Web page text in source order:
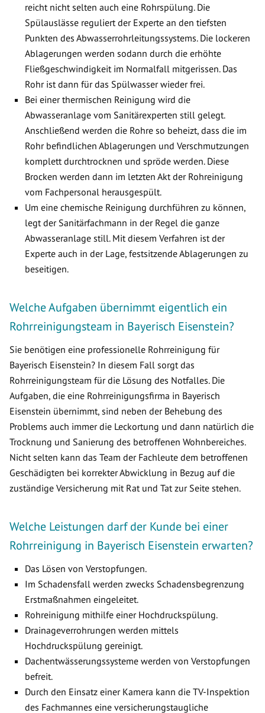
reicht nicht selten auch eine Rohrspülung. Die
Spülauslässe reguliert der Experte an den tiefsten
Punkten des Abwasserrohrleitungssystems. Die lockeren
Ablagerungen werden sodann durch die erhöhte
Fließgeschwindigkeit im Normalfall mitgerissen. Das
Rohr ist dann für das Spülwasser wieder frei.
Bei einer thermischen Reinigung wird die
Abwasseranlage vom Sanitärexperten still gelegt.
Anschließend werden die Rohre so beheizt, dass die im
Rohr befindlichen Ablagerungen und Verschmutzungen
komplett durchtrocknen und spröde werden. Diese
Brocken werden dann im letzten Akt der Rohreinigung
vom Fachpersonal herausgespült.
Um eine chemische Reinigung durchführen zu können,
legt der Sanitärfachmann in der Regel die ganze
Abwasseranlage still. Mit diesem Verfahren ist der
Experte auch in der Lage, festsitzende Ablagerungen zu
beseitigen.
Welche Aufgaben übernimmt eigentlich ein
Rohrreinigungsteam in Bayerisch Eisenstein?
Sie benötigen eine professionelle Rohrreinigung für
Bayerisch Eisenstein? In diesem Fall sorgt das
Rohrreinigungsteam für die Lösung des Notfalles. Die
Aufgaben, die eine Rohrreinigungsfirma in Bayerisch
Eisenstein übernimmt, sind neben der Behebung des
Problems auch immer die Leckortung und dann natürlich die
Trocknung und Sanierung des betroffenen Wohnbereiches.
Nicht selten kann das Team der Fachleute dem betroffenen
Geschädigten bei korrekter Abwicklung in Bezug auf die
zuständige Versicherung mit Rat und Tat zur Seite stehen.
Welche Leistungen darf der Kunde bei einer
Rohrreinigung in Bayerisch Eisenstein erwarten?
Das Lösen von Verstopfungen.
Im Schadensfall werden zwecks Schadensbegrenzung
Erstmaßnahmen eingeleitet.
Rohreinigung mithilfe einer Hochdruckspülung.
Drainageverrohrungen werden mittels
Hochdruckspülung gereinigt.
Dachentwässerungssysteme werden von Verstopfungen
befreit.
Durch den Einsatz einer Kamera kann die TV-Inspektion
des Fachmannes eine versicherungstaugliche